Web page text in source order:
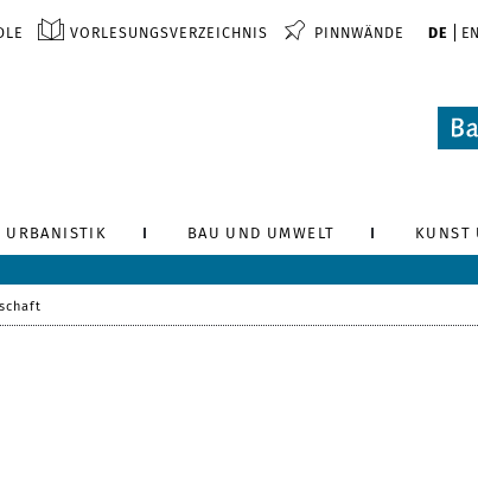
VORLESUNGSVERZEICHNIS PINNWÄNDE DE EN
URBANISTIK BAU UND UMWELT KUNST